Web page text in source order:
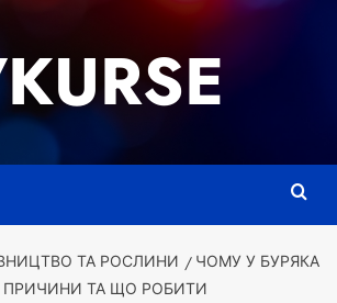
ТА РОСЛИНИ
ЧОМУ У БУРЯКА
ПРИЧИНИ ТА ЩО РОБИТИ